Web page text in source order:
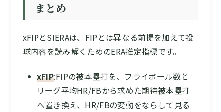
まとめ
xFIPとSIERAは、FIPとは異なる前提を加えて投
球内容を読み解くためのERA推定指標です。
xFIP:FIPの被本塁打を、フライボール数と
リーグ平均HR/FBから求めた期待被本塁打
へ置き換え、HR/FBの変動をならして見る